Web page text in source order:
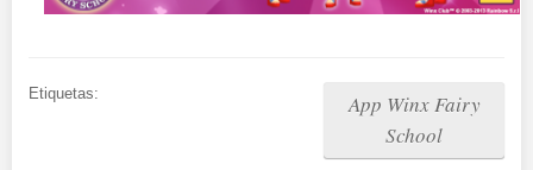
Etiquetas:
App Winx Fairy
School